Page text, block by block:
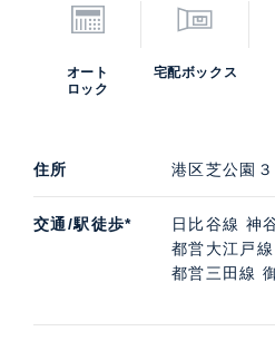
オート
ロック
宅配ボックス
住所 港区芝公園３
交通/駅徒歩*
日比谷線 神
都営大江戸
都営三田線